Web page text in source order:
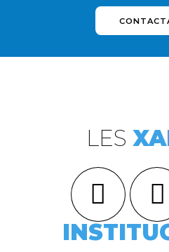
LES